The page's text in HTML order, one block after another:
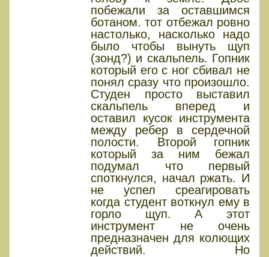
побежали за оставшимся
ботаном. тот отбежал ровно
настолько, насколько надо
было чтобы вынуть щуп
(зонд?) и скальпель. Гопник
который его с ног сбивал не
понял сразу что произошло.
Студен просто выставил
скальпель вперед и
оставил кусок инструмента
между ребер в сердечной
полости. Второй гопник
который за ним бежал
подумал что первый
споткнулся, начал ржать. И
не успел среагировать
когда студент воткнул ему в
горло щуп. А этот
инструмент не очень
предназначен для колющих
действий. Но